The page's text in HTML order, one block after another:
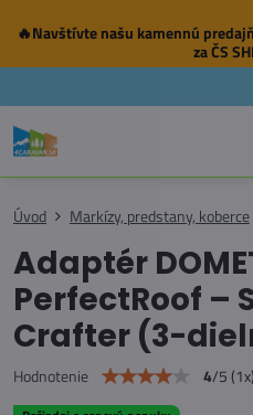
🔥Navštívte našu kamennú
za ČS
Úvod Markízy, predstany, koberce
Adaptér
PerfectRoof –
Crafter (3-
Hodnotenie 4/5(1x)